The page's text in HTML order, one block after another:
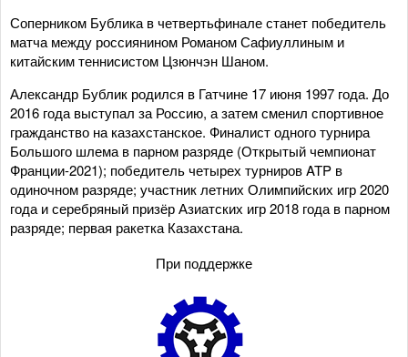
Соперником Бублика в четвертьфинале станет победитель
матча между россиянином Романом Сафиуллиным и
китайским теннисистом Цзюнчэн Шаном.
Александр Бублик родился в Гатчине 17 июня 1997 года. До
2016 года выступал за Россию, а затем сменил спортивное
гражданство на казахстанское. Финалист одного турнира
Большого шлема в парном разряде (Открытый чемпионат
Франции-2021); победитель четырех турниров ATP в
одиночном разряде; участник летних Олимпийских игр 2020
года и серебряный призёр Азиатских игр 2018 года в парном
разряде; первая ракетка Казахстана.
При поддержке